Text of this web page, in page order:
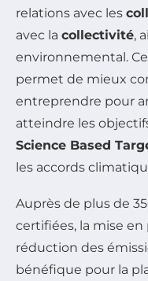
relations avec les
avec la collectivité,
environnemental.
permet de mieux
entreprendre pour
atteindre les
Science Based
les accords
Auprès de plus de
certifiées, la mise en
réduction des
bénéfique pour la